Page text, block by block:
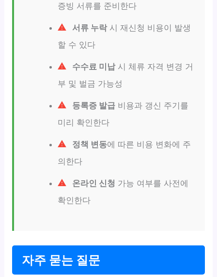
증빙 서류를 준비한다
서류 누락시 재신청 비용이 발생
할 수 있다
수수료 미납시 체류 자격 변경 거
부 및 벌금 가능성
등록증 발급비용과 갱신 주기를
미리 확인한다
정책 변동에 따른 비용 변화에 주
의한다
온라인 신청 가능 여부를 사전에
확인한다
자주 묻는 질문